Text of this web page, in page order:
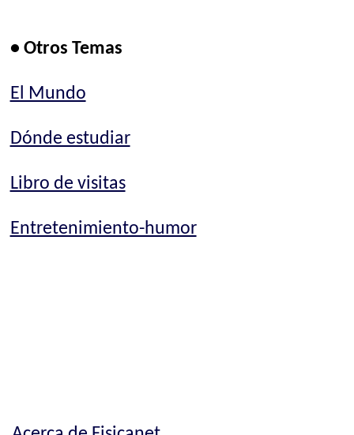
• Otros Temas
El Mundo
Dónde estudiar
Libro de visitas
Entretenimiento-humor